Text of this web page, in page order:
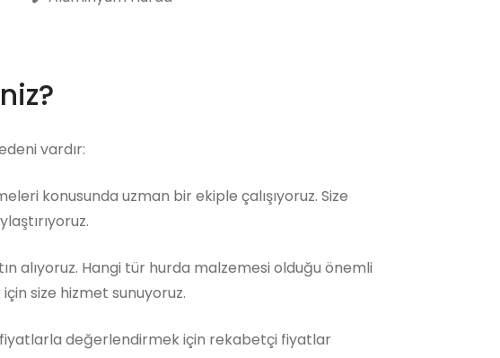
vardır:
konusunda uzman bir ekiple çalışıyoruz. Size
alıyoruz. Hangi tür hurda malzemesi olduğu önemli
size hizmet sunuyoruz.
değerlendirmek için rekabetçi fiyatlar